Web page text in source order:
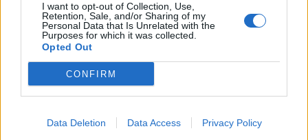
I want to opt-out of Collection, Use,
Retention, Sale, and/or Sharing of my
Personal Data that Is Unrelated with the
Purposes for which it was collected.
Opted Out
CONFIRM
Data Deletion Data Access Privacy Policy
hemligaste
minigolfbana
ligger i en
trädgård
Kerstin och Stellan håller liv
i en 66-årig tradition.
ursäkten –
gemenskapen är
målet
Old Knutters samlade